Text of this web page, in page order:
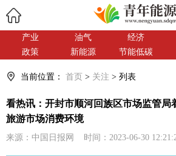
产业 油气 经济
政策
新能源 节能低碳
当前位置： 首页 > 关注 > 列表
看热讯：开封市顺河回族区市场监管局
旅游市场消费环境
来源：中国日报网 时间：2023-06-30